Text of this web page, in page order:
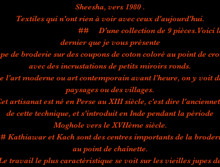
Sheesha, vers 1980 .
Textiles qui n'ont rien à voir avec ceux d'aujourd'hui.
## D'une collection de 9 pièces.Voici
dernier que je vous présente
de broderie sur des coupons de coton coloré au point de
avec des incrustations de petits miroirs ronds.
l'art moderne ou art contemporain avant l'heure, on y voit
paysages ou des villages.
artisanat est né en Perse au XIII siècle, c'est dire
de cette technique, et s'introduit en Inde pendant la période
Moghole vers le XVIIème siècle.
Kathiawar et Kach sont des centres importants de la
au point de chaînette.
travail le plus caractéristique se voit sur les vieilles jupes